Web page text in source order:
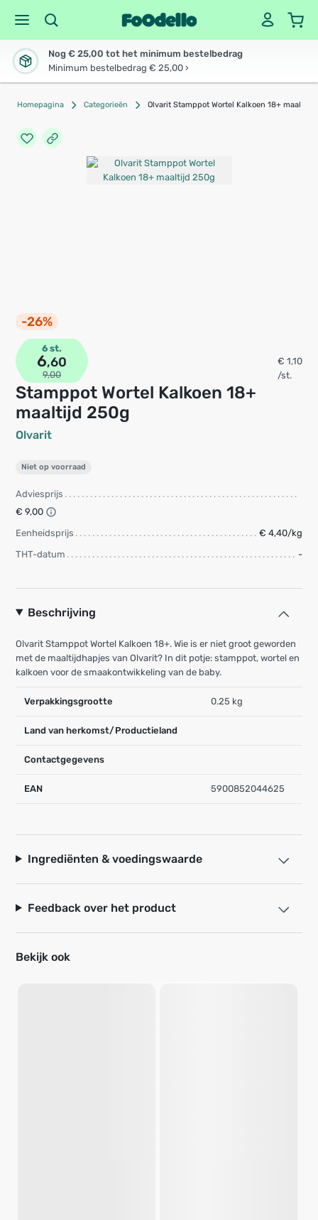
Nog € 25,00 tot het minimum bestelbedrag
Minimum bestelbedrag € 25,00 ›
Homepagina Categorieën Olvarit Stamppot Wortel Kalkoen 18+ maaltijd
-26%
Stamppot Wortel Kalkoen 18+
maaltijd 250g
Olvarit
6 st.
6,60
9,00
€ 1,10
/st.
Niet op voorraad
Adviesprijs
€ 9,00
Eenheidsprijs
€ 4,40/kg
THT-datum
-
Beschrijving
Olvarit Stamppot Wortel Kalkoen 18+. Wie is er niet groot geworden
met de maaltijdhapjes van Olvarit? In dit potje: stamppot, wortel en
kalkoen voor de smaakontwikkeling van de baby.
Verpakkingsgrootte 0.25 kg
Land van herkomst/Productieland
Contactgegevens
EAN 5900852044625
Ingrediënten & voedingswaarde
Feedback over het product
Bekijk ook